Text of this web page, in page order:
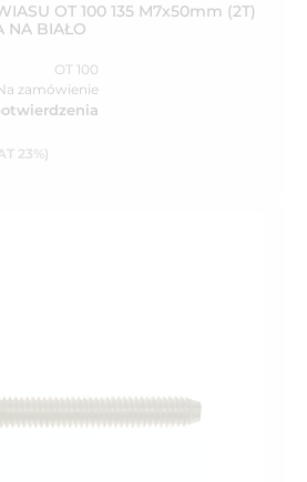
OT 100 135 M7x50mm (2T)
NA BIAŁO
OT 100
zamówienie
23%)